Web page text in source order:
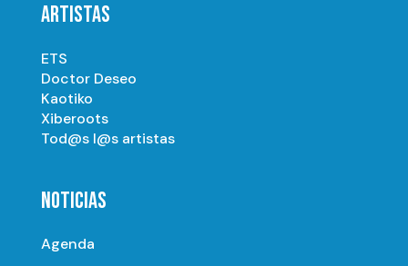
ARTISTAS
ETS
Doctor Deseo
Kaotiko
Xiberoots
Tod@s l@s artistas
NOTICIAS
Agenda